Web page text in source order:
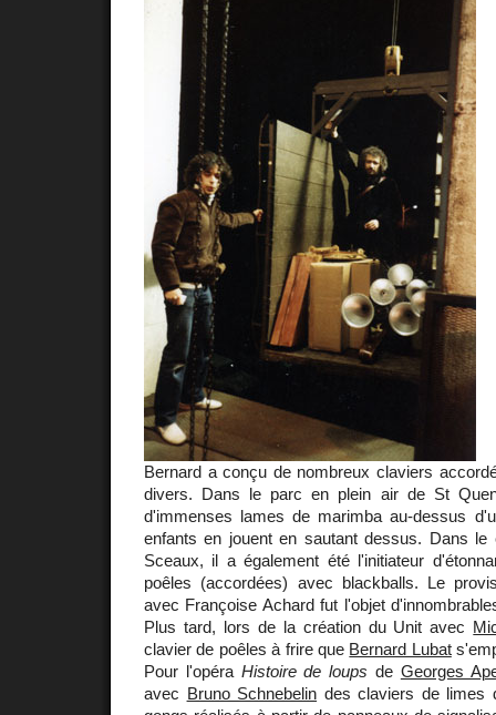
Bernard a conçu de nombreux claviers
divers. Dans le parc en plein air de St
d'immenses lames de marimba au-dessus
enfants en jouent en sautant dessus. Dans
Sceaux, il a également été l'initiateur
poêles (accordées) avec blackballs. Le
avec Françoise Achard fut l'objet
Plus tard, lors de la création du Unit avec
clavier de poêles à frire que Bernard Lubat
Pour l'opéra Histoire de loups de Georges
avec Bruno Schnebelin des claviers de limes